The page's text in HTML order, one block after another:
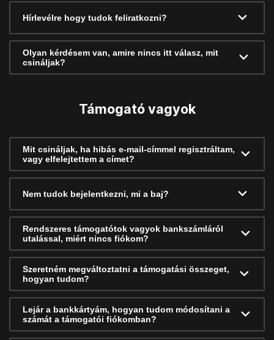
Hírlevélre hogy tudok feliratkozni?
Olyan kérdésem van, amire nincs itt válasz, mit
csináljak?
Támogató vagyok
Mit csináljak, ha hibás e-mail-címmel regisztráltam,
vagy elfelejtettem a címet?
Nem tudok bejelentkezni, mi a baj?
Rendszeres támogatótok vagyok bankszámláról
utalással, miért nincs fiókom?
Szeretném megváltoztatni a támogatási összeget,
hogyan tudom?
Lejár a bankkártyám, hogyan tudom módosítani a
számát a támogatói fiókomban?